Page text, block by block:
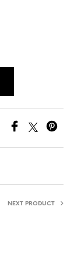
NEXT PRODUCT